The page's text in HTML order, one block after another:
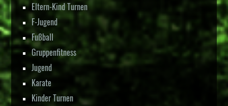
Eltern-Kind Turnen
F-Jugend
Fußball
Gruppenfitness
Jugend
Karate
Kinder Turnen